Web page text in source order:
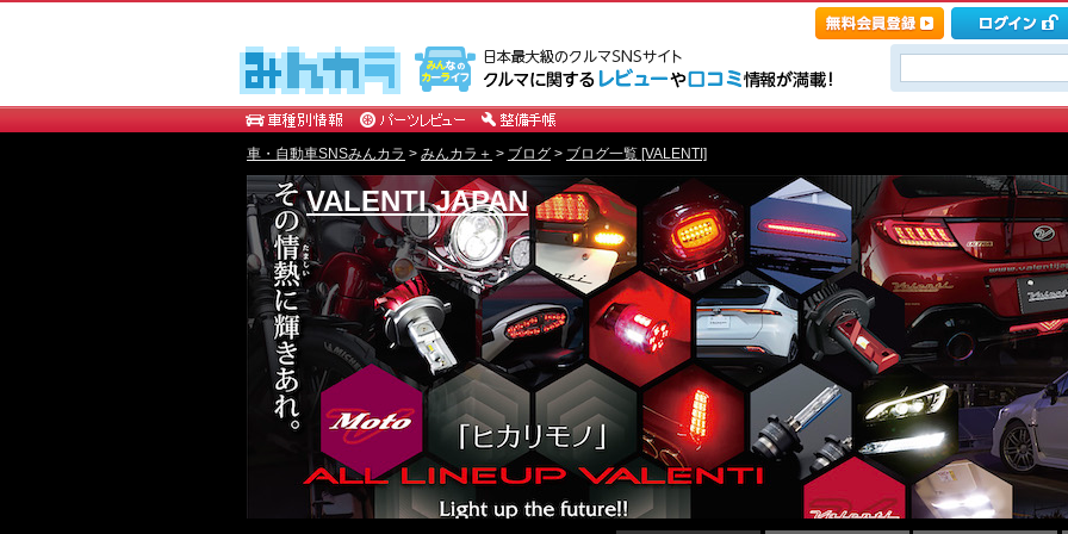
車・自動車SNSみんカラ > みんカラ＋ > ブログ > ブログ一覧 [VALENTI]
VALENTI JAPAN